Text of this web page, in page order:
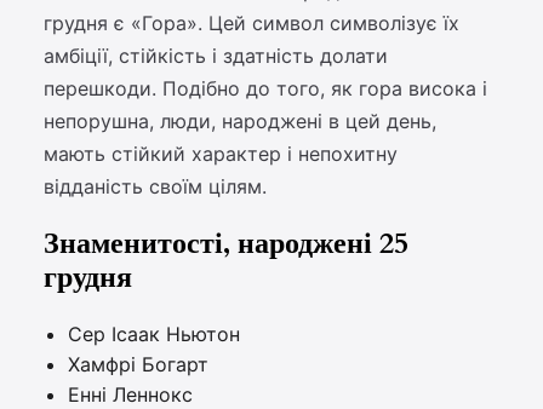
грудня є «Гора». Цей символ символізує їх
амбіції, стійкість і здатність долати
перешкоди. Подібно до того, як гора висока і
непорушна, люди, народжені в цей день,
мають стійкий характер і непохитну
відданість своїм цілям.
Знаменитості, народжені 25
грудня
Сер Ісаак Ньютон
Хамфрі Богарт
Енні Леннокс